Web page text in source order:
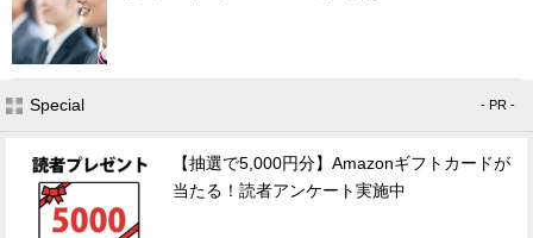
Special - PR -
【抽選で5,000円分】Amazonギフトカードが
当たる！読者アンケート実施中